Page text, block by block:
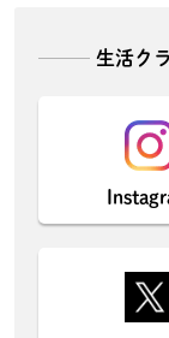
生活ク